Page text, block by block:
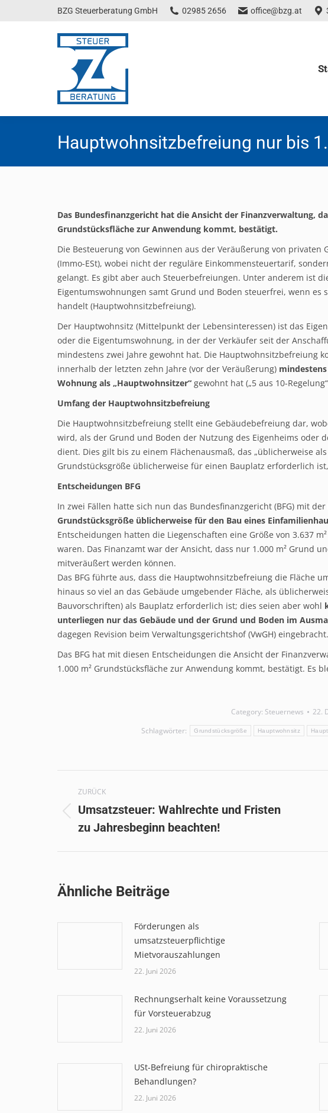
BZG Steuerberatung GmbH 02985 2656 office@bzg.at
Hauptwohnsitzbefreiung nur bis
Das Bundesfinanzgericht hat die Ansicht der Finanzverwaltung,
Grundstücksfläche zur Anwendung kommt, bestätigt.
Die Besteuerung von Gewinnen aus der Veräußerung von
(Immo-ESt), wobei nicht der reguläre Einkommensteuertarif,
gelangt. Es gibt aber auch Steuerbefreiungen. Unter anderem ist
Eigentumswohnungen samt Grund und Boden steuerfrei, wenn
handelt (Hauptwohnsitzbefreiung).
Der Hauptwohnsitz (Mittelpunkt der Lebensinteressen) ist das
oder die Eigentumswohnung, in der der Verkäufer seit der
mindestens zwei Jahre gewohnt hat. Die Hauptwohnsitzbefreiung
innerhalb der letzten zehn Jahre (vor der Veräußerung)
Wohnung als „Hauptwohnsitzer“ gewohnt hat („5 aus 10-
Umfang der Hauptwohnsitzbefreiung
Die Hauptwohnsitzbefreiung stellt eine Gebäudebefreiung dar,
wird, als der Grund und Boden der Nutzung des Eigenheims oder
dient. Dies gilt bis zu einem Flächenausmaß, das „üblicherweise
Grundstücksgröße üblicherweise für einen Bauplatz erforderlich
Entscheidungen BFG
In zwei Fällen hatte sich nun das Bundesfinanzgericht (BFG) mit
Grundstücksgröße üblicherweise für den Bau eines
Entscheidungen hatten die Liegenschaften eine Größe von 3.637
waren. Das Finanzamt war der Ansicht, dass nur 1.000 m² Grund
mitveräußert werden können.
Das BFG führte aus, dass die Hauptwohnsitzbefreiung die Fläche
hinaus so viel an das Gebäude umgebender Fläche, als
Bauvorschriften) als Bauplatz erforderlich ist; dies seien aber wohl
unterliegen nur das Gebäude und der Grund und Boden im
dagegen Revision beim Verwaltungsgerichtshof (VwGH) eingebracht.
Das BFG hat mit diesen Entscheidungen die Ansicht der
1.000 m² Grundstücksfläche zur Anwendung kommt, bestätigt. Es
Category: Steuernews
22.
Schlagwörter:
Grundstücksgröße Hauptwohnsitz
Kommentarnavigation
ZURÜCK
Vorheriger
Beitrag:
Umsatzsteuer: Wahlrechte und Fristen
zu Jahresbeginn beachten!
Ähnliche Beiträge
Förderungen als
umsatzsteuerpflichtige
Mietvorauszahlungen
22. Juni 2026
Rechnungserhalt keine Voraussetzung
für Vorsteuerabzug
22. Juni 2026
USt-Befreiung für chiropraktische
Behandlungen?
22. Juni 2026